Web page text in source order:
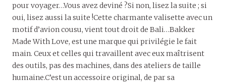
pour voyager…Vous avez deviné ?Si non, lisez la suite ; si
oui, lisez aussi la suite !Cette charmante valisette avec un
motif d’avion cousu, vient tout droit de Bali…Bakker
Made With Love, est une marque qui privilégie le fait
main. Ceux et celles qui travaillent avec eux maîtrisent
des outils, pas des machines, dans des ateliers de taille
humaine.C’est un accessoire original, de par sa